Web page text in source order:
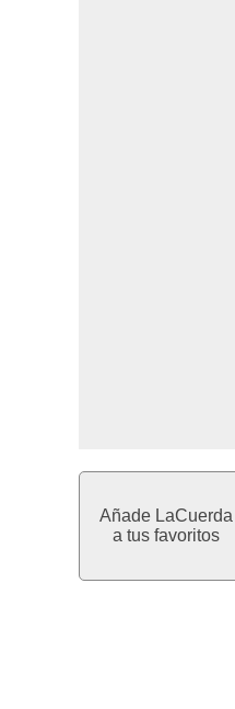
Añade LaCuerda
a tus favoritos